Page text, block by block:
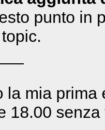
punto in
la mia prima
18.00 senza